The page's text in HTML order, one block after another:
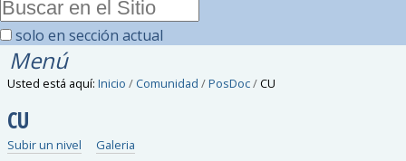
solo en sección actual
Menú
Usted está aquí: Inicio / Comunidad /PosDoc/CU
CU
Subir un nivel Galeria